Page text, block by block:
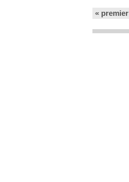
« premier